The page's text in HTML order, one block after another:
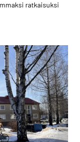
ratkaisuksi